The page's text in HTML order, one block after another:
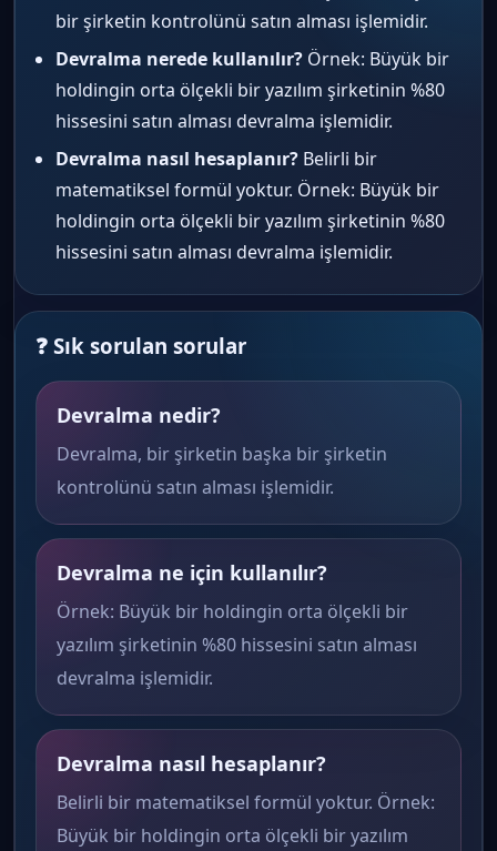
bir şirketin kontrolünü satın alması işlemidir.
Devralma nerede kullanılır? Örnek: Büyük bir
holdingin orta ölçekli bir yazılım şirketinin %80
hissesini satın alması devralma işlemidir.
Devralma nasıl hesaplanır? Belirli bir
matematiksel formül yoktur. Örnek: Büyük bir
holdingin orta ölçekli bir yazılım şirketinin %80
hissesini satın alması devralma işlemidir.
❓ Sık sorulan sorular
Devralma nedir?
Devralma, bir şirketin başka bir şirketin
kontrolünü satın alması işlemidir.
Devralma ne için kullanılır?
Örnek: Büyük bir holdingin orta ölçekli bir
yazılım şirketinin %80 hissesini satın alması
devralma işlemidir.
Devralma nasıl hesaplanır?
Belirli bir matematiksel formül yoktur. Örnek:
Büyük bir holdingin orta ölçekli bir yazılım